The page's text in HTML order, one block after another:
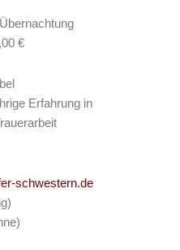
€
Erfahrung in
schwestern.de